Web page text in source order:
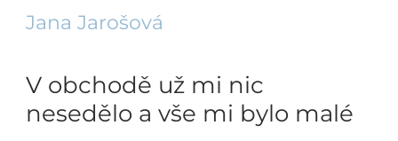
Jana Jarošová
V obchodě už mi nic
nesedělo a vše mi bylo malé